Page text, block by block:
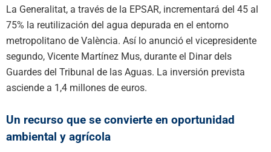
La Generalitat, a través de la EPSAR, incrementará del 45 al
75% la reutilización del agua depurada en el entorno
metropolitano de València. Así lo anunció el vicepresidente
segundo, Vicente Martínez Mus, durante el Dinar dels
Guardes del Tribunal de las Aguas. La inversión prevista
asciende a 1,4 millones de euros.
Un recurso que se convierte en oportunidad
ambiental y agrícola